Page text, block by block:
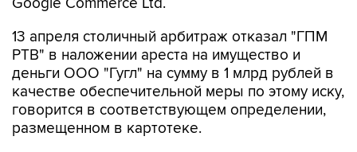
13 апреля столичный арбитраж отказал "ГПМ
РТВ" в наложении ареста на имущество и
деньги ООО "Гугл" на сумму в 1 млрд рублей в
качестве обеспечительной меры по этому иску,
говорится в соответствующем определении,
размещенном в картотеке.